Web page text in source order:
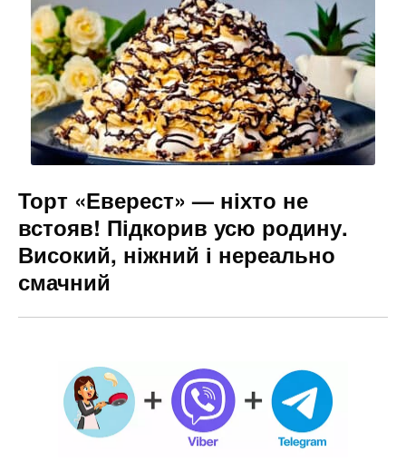
Торт «Еверест» — ніхто не
встояв! Підкорив усю родину.
Високий, ніжний і нереально
смачний